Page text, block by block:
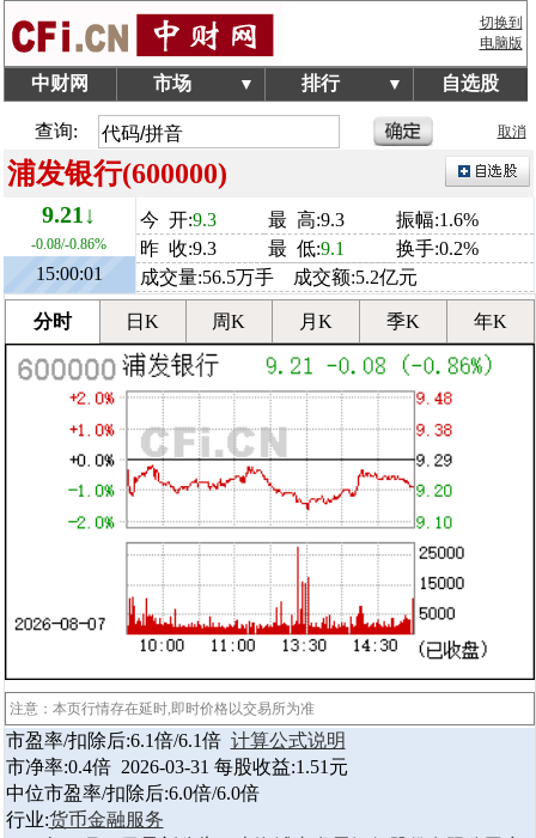
切换到
电脑版
中财网 市场 ▼ 排行 ▼ 自选股
查询: 取消
浦发银行(600000)
9.21↓
-0.08/-0.86%
15:00:01
今 开:9.3 最 高:9.3
振幅:1.6%
昨 收:9.3
最 低:9.1
换手:0.2%
成交量:56.5万手 成交额:5.2亿元
分时 日K 周K 月K 季K 年K
注意：本页行情存在延时,即时价格以交易所为准
市盈率/扣除后:6.1倍/6.1倍 计算公式说明
市净率:0.4倍 2026-03-31 每股收益:1.51元
中位市盈率/扣除后:6.0倍/6.0倍
行业:货币金融服务